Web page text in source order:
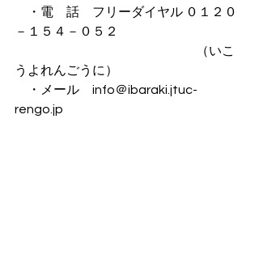
・電　話　フリーダイヤル ０１２０
－１５４－０５２
（いこ
うよれんごうに）
・メール　info＠ibaraki.jtuc-
rengo.jp